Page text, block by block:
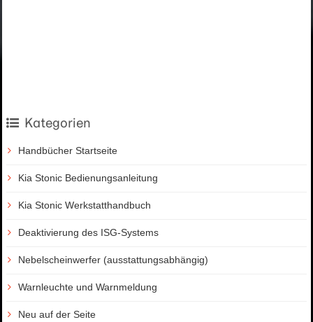
Kategorien
Handbücher Startseite
Kia Stonic Bedienungsanleitung
Kia Stonic Werkstatthandbuch
Deaktivierung des ISG-Systems
Nebelscheinwerfer (ausstattungsabhängig)
Warnleuchte und Warnmeldung
Neu auf der Seite